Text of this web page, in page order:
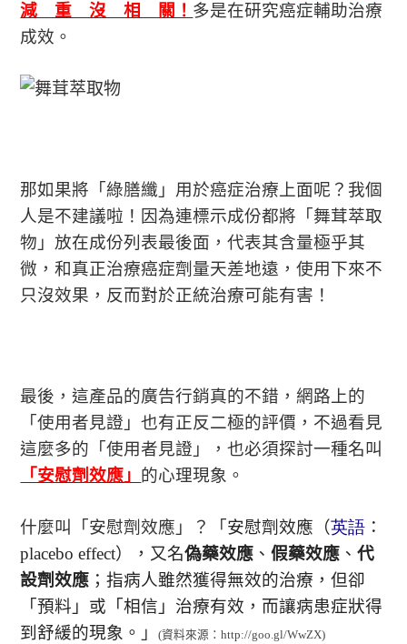
減 重 沒 相 關！ 多是在研究癌症輔助治療
成效。
那如果將「綠膳纖」用於癌症治療上面呢？我個
人是不建議啦！因為連標示成份都將「 舞茸萃取
物 」放在成份列表最後面，代表其含量極乎其
微，和真正治療癌症劑量天差地遠，使用下來不
只沒效果，反而對於正統治療可能有害！
最後，這產品的廣告行銷真的不錯，網路上的
「使用者見證」也有正反二極的評價，不過看見
這麼多的「使用者見證」，也必須探討一種名叫
「安慰劑效應」 的心理現象。
什麼叫「安慰劑效應」？「 安慰劑效應 （英語 ：
placebo effect），又名偽藥效應 、假藥效應 、代
設劑效應 ；指病人雖然獲得無效的治療，但卻
「預料」或「相信」治療有效，而讓病患症狀得
到舒緩的現象。 」(資料來源：http://goo.gl/WwZX)